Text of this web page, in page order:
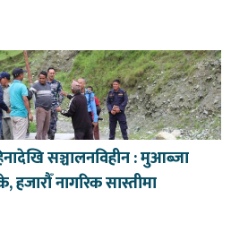
सञ्चालनविहीन : मुआब्जा
हजारौँ नागरिक सास्तीमा